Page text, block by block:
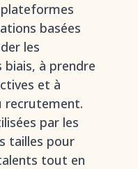
plateformes
basées
les
à prendre
et à
recrutement.
par les
tailles pour
tout en